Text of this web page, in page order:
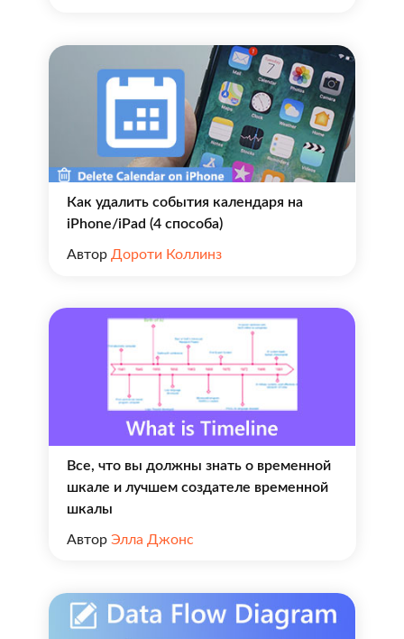
Как удалить события календаря на
iPhone/iPad (4 способа)
Автор Дороти Коллинз
Все, что вы должны знать о временной
шкале и лучшем создателе временной
шкалы
Автор Элла Джонс